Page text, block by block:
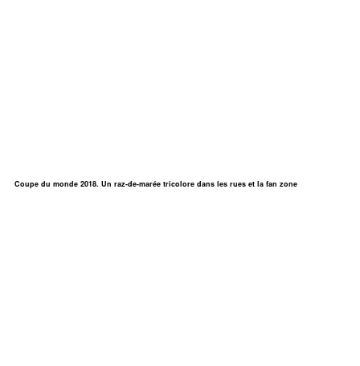
Coupe du monde 2018. Un raz-de-marée tricolore dans les rues et la fan zone